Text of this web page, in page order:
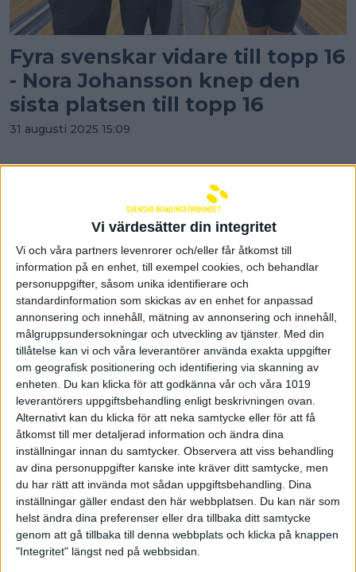
Vi värdesätter din integritet
Vi och våra partners levenrorer och/eller får åtkomst till
information på en enhet, till exempel cookies, och behandlar
personuppgifter, såsom unika identifierare och
standardinformation som skickas av en enhet for anpassad
annonsering och innehåll, mätning av annonsering och innehåll,
målgruppsundersokningar och utveckling av tjänster. Med din
tillåtelse kan vi och våra leverantörer använda exakta uppgifter
om geografisk positionering och identifiering via skanning av
enheten. Du kan klicka för att godkänna vår och våra 1019
leverantörers uppgiftsbehandling enligt beskrivningen ovan.
Alternativt kan du klicka för att neka samtycke eller för att få
åtkomst till mer detaljerad information och ändra dina
inställningar innan du samtycker. Observera att viss behandling
av dina personuppgifter kanske inte kräver ditt samtycke, men
du har rätt att invända mot sådan uppgiftsbehandling. Dina
inställningar gäller endast den här webbplatsen. Du kan när som
helst ändra dina preferenser eller dra tillbaka ditt samtycke
genom att gå tillbaka till denna webbplats och klicka på knappen
"Integritet" längst ned på webbsidan.
Fyra svenskar vidare till topp 16
- Nora Johansson knep den
sista platsen till topp 16
31 augusti 2025 15:09
Kyle Troup vinner kvalet i SLLM
- “älskar att spela här”
30 augusti 2025 23:59